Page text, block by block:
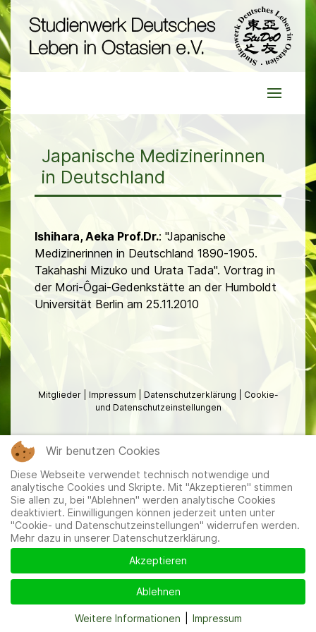
Japanische Medizinerinnen
in Deutschland
Ishihara, Aeka Prof.Dr.: "Japanische
Medizinerinnen in Deutschland 1890-1905.
Takahashi Mizuko und Urata Tada". Vortrag in
der Mori-Ôgai-Gedenkstätte an der Humboldt
Universität Berlin am 25.11.2010
Mitglieder Impressum Datenschutzerklärung
Cookie-
und Datenschutzeinstellungen
Wir benutzen Cookies
Diese Webseite verwendet technisch notwendige und
analytische Cookies und Skripte. Mit "Akzeptieren" stimmen
Sie allen zu, bei "Ablehnen" werden analytische Cookies
deaktiviert. Einwilligungen können jederzeit unten unter
"Cookie- und Datenschutzeinstellungen" widerrufen werden.
Mehr dazu in unserer Datenschutzerklärung.
Akzeptieren
Ablehnen
Weitere Informationen Impressum